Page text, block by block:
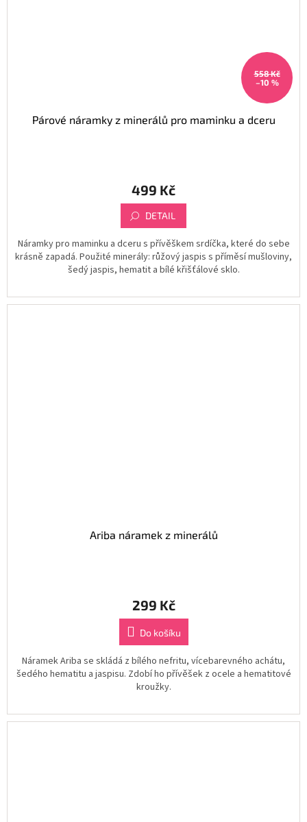
558 Kč
–10 %
Párové náramky z minerálů pro maminku a dceru
499 Kč
DETAIL
Náramky pro maminku a dceru s přívěškem srdíčka, které do sebe
krásně zapadá. Použité minerály: růžový jaspis s příměsí mušloviny,
šedý jaspis, hematit a bílé křišťálové sklo.
Ariba náramek z minerálů
299 Kč
Do košíku
Náramek Ariba se skládá z bílého nefritu, vícebarevného achátu,
šedého hematitu a jaspisu. Zdobí ho přívěšek z ocele a hematitové
kroužky.